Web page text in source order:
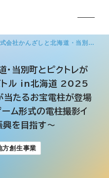
会社かんざしと北海道・当別…
・当別町とピクトレが
トル in北海道 2025
当たるお宝電柱が登場
ム形式の電柱撮影イ
興を目指す～
方創生事業